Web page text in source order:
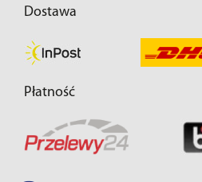
Dostawa
Płatność